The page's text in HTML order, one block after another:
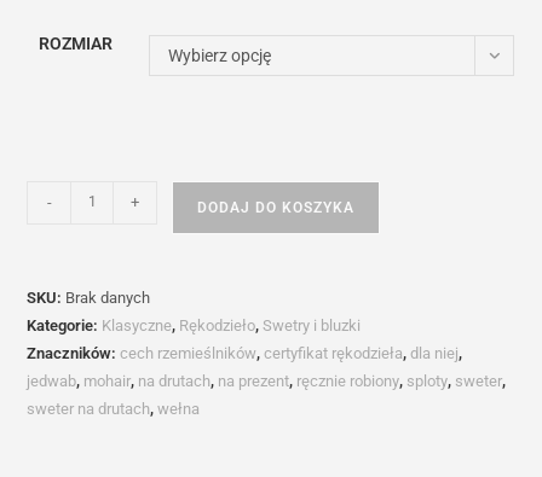
ROZMIAR
Wybierz opcję
dekoltem
CANDELA
- + DODAJ DO KOSZYKA
SKU: Brak danych
Kategorie: Klasyczne, Rękodzieło,Swetry i bluzki
Znaczników:cech rzemieślników,certyfikat rękodzieła,dla niej,
jedwab, mohair, na drutach, na prezent, ręcznie robiony, sploty, sweter,
sweter na drutach,wełna